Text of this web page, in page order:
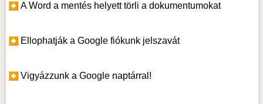
A Word a mentés helyett törli a dokumentumokat
Ellophatják a Google fiókunk jelszavát
Vigyázzunk a Google naptárral!